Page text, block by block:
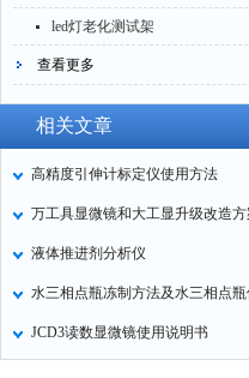
led灯老化测试架
查看更多
相关文章
高精度引伸计标定仪使用方法
万工具显微镜和大工显升级改造方
液体推进剂分析仪
JCD3读数显微镜使用说明书